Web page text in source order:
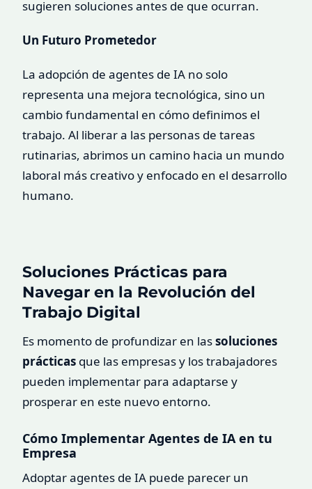
sugieren soluciones antes de que ocurran.
Un Futuro Prometedor
La adopción de agentes de IA no solo
representa una mejora tecnológica, sino un
cambio fundamental en cómo definimos el
trabajo. Al liberar a las personas de tareas
rutinarias, abrimos un camino hacia un mundo
laboral más creativo y enfocado en el desarrollo
humano.
Soluciones Prácticas para
Navegar en la Revolución del
Trabajo Digital
Es momento de profundizar en lassoluciones
prácticas que las empresas y los trabajadores
pueden implementar para adaptarse y
prosperar en este nuevo entorno.
Cómo Implementar Agentes de IA en tu
Empresa
Adoptar agentes de IA puede parecer un